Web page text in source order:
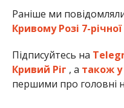
Раніше ми
Кривому Розі 7-
Підписуйтесь на
Кривий Ріг , а також
першими про головні